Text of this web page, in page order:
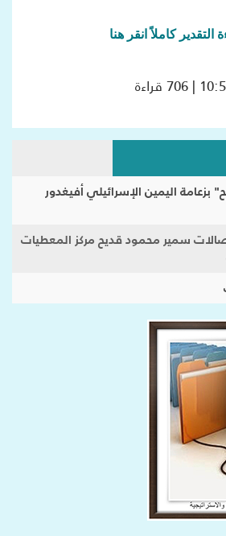
التقدير كاملاً انقر هنا
بزعامة اليمين الإسرائيلي أفيغدور
سمير محمود قديح مركز المعطيات